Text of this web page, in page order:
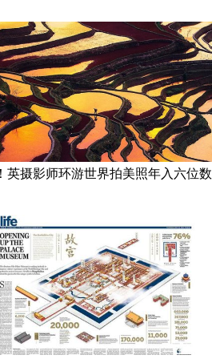
英摄影师环游世界拍美照年入六位数